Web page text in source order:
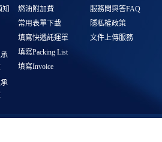
知
燃油附加費
常用表單下載
填寫快遞託運單
填寫Packing List
填寫Invoice
服務問與答FAQ
隱私權政策
文件上傳服務